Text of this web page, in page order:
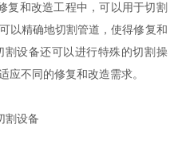
和改造工程中，可以用于切割
以精确地切割管道，使得修复和
设备还可以进行特殊的切割操
应不同的修复和改造需求。